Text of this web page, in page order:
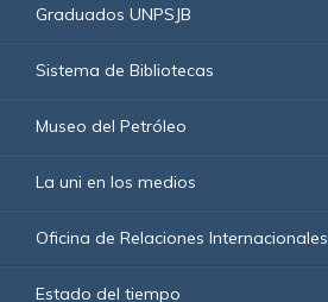
Graduados UNPSJB
Sistema de Bibliotecas
Museo del Petróleo
La uni en los medios
Oficina de Relaciones Internacionales
Estado del tiempo